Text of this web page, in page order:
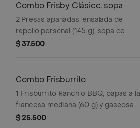
Combo Frisby Clásico, sopa
2 Presas apanadas, ensalada de
repollo personal (145 g), sopa de
verduras, ajiaquillo o consomé (350 g)
$ 37.500
Combo Frisburrito
1 Frisburrito Ranch o BBQ, papas a la
francesa mediana (60 g) y gaseosa
(325 ml)
$ 25.500